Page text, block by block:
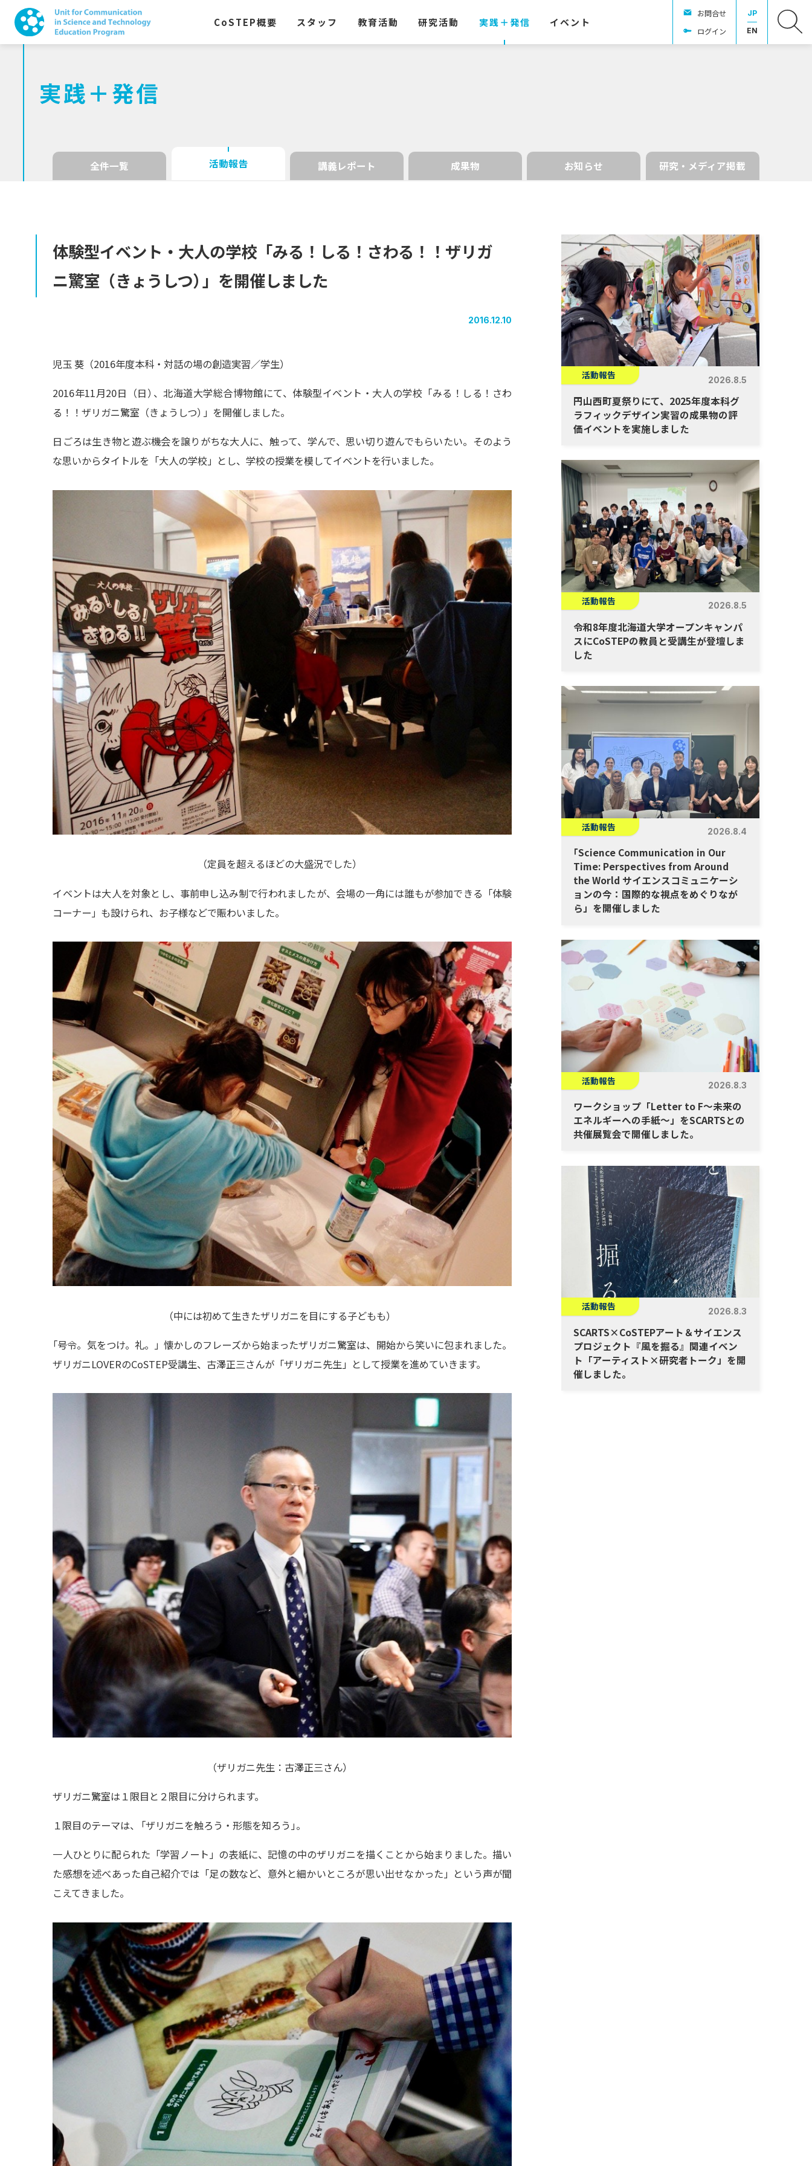
CoSTEP概要 スタッフ 教育活動 研究活動 実践＋発信 イベント
お問合せ
ログイン
JP
EN
実践＋発信
全件一覧 活動報告 講義レポート 成果物 お知らせ 研究・メディア掲載
体験型イベント ・ 大人の学校 「みる！ しる！ さわる！！ ザリガ
ニ驚室 （きょうしつ） 」を開催しました
2016.12.10
児玉 葵（2016年度本科・対話の場の創造実習／学生）
2016年11月20日（日） 、北海道大学総合博物館にて、体験型イベント・大人の学校「みる！しる！さわ
る！！ザリガニ驚室（きょうしつ） 」を開催しました。
日ごろは生き物と遊ぶ機会を譲りがちな大人に、触って、学んで、思い切り遊んでもらいたい。そのよう
な思いからタイトルを「大人の学校」とし、学校の授業を模してイベントを行いました。
（定員を超えるほどの大盛況でした）
イベントは大人を対象とし、事前申し込み制で行われましたが、会場の一角には誰もが参加できる「体験
コーナー」も設けられ、お子様などで賑わいました。
（中には初めて生きたザリガニを目にする子どもも）
「号令。気をつけ。礼。」懐かしのフレーズから始まったザリガニ驚室は、開始から笑いに包まれました。
ザリガニLOVERのCoSTEP受講生、古澤正三さんが「ザリガニ先生」として授業を進めていきます。
（ザリガニ先生：古澤正三さん）
ザリガニ驚室は１限目と２限目に分けられます。
１限目のテーマは、 「ザリガニを触ろう・形態を知ろう 」。
一人ひとりに配られた「学習ノート」の表紙に、記憶の中のザリガニを描くことから始まりました。描い
た感想を述べあった自己紹介では「足の数など、意外と細かいところが思い出せなかった」という声が聞
こえてきました。
活動報告 2026.8.5
円山西町夏祭りにて、2025年度本科グ
ラフィックデザイン実習の成果物の評
価イベントを実施しました
活動報告 2026.8.5
令和8年度北海道大学オープンキャンパ
スにCoSTEPの教員と受講生が登壇しま
した
活動報告 2026.8.4
「Science Communication in Our
Time: Perspectives from Around
the World サイエンスコミュニケーシ
ョンの今：国際的な視点をめぐりなが
ら」を開催しました
活動報告 2026.8.3
ワークショップ「Letter to F～未来の
エネルギーへの手紙～」をSCARTSとの
共催展覧会で開催しました。
活動報告 2026.8.3
SCARTS×CoSTEPアート＆サイエンス
プロジェクト『風を掘る』関連イベン
ト「アーティスト×研究者トーク」を開
催しました。